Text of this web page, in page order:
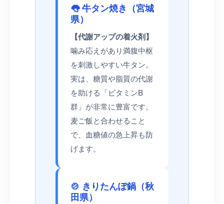
👅 牛タン焼き（宮城
県）
【代謝アップの着火剤】
噛み応えがあり満腹中枢
を刺激しやすい牛タン。
実は、糖質や脂質の代謝
を助ける「ビタミンB
群」が非常に豊富です。
麦ご飯と合わせること
で、血糖値の急上昇も防
げます。
🍲 きりたんぽ鍋（秋
田県）